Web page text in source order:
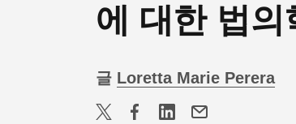
에 대한 법의
글 Loretta Marie Perera